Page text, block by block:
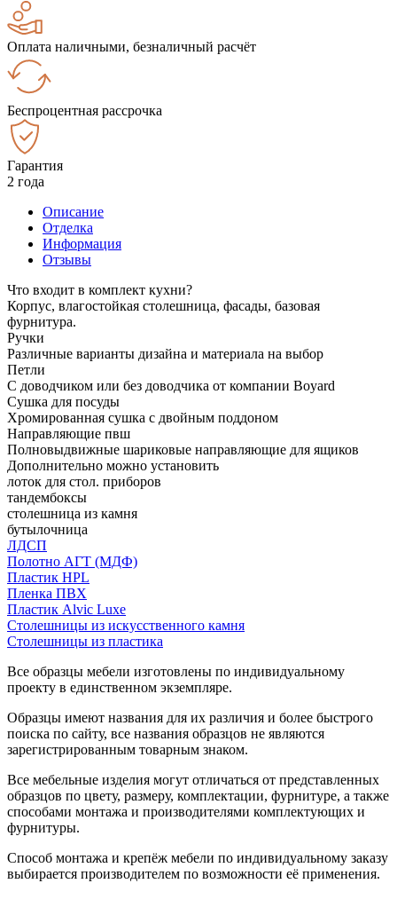
Оплата наличными, безналичный расчёт
Беспроцентная рассрочка
Гарантия
2 года
Описание
Отделка
Информация
Отзывы
Что входит в комплект кухни?
Корпус, влагостойкая столешница, фасады, базовая
фурнитура.
Ручки
Различные варианты дизайна и материала на выбор
Петли
С доводчиком или без доводчика от компании Boyard
Сушка для посуды
Хромированная сушка с двойным поддоном
Направляющие пвш
Полновыдвижные шариковые направляющие для ящиков
Дополнительно можно установить
лоток для стол. приборов
тандембоксы
столешница из камня
бутылочница
ЛДСП
Полотно АГТ (МДФ)
Пластик HPL
Пленка ПВХ
Пластик Alvic Luxe
Столешницы из искусственного камня
Столешницы из пластика
Все образцы мебели изготовлены по индивидуальному
проекту в единственном экземпляре.
Образцы имеют названия для их различия и более быстрого
поиска по сайту, все названия образцов не являются
зарегистрированным товарным знаком.
Все мебельные изделия могут отличаться от представленных
образцов по цвету, размеру, комплектации, фурнитуре, а также
способами монтажа и производителями комплектующих и
фурнитуры.
Способ монтажа и крепёж мебели по индивидуальному заказу
выбирается производителем по возможности её применения.